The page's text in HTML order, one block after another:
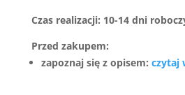
Czas realizacji: 10-14 dni
Przed zakupem:
zapoznaj się z opisem: czytaj